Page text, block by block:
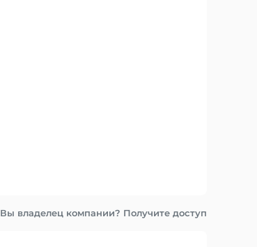
Вы владелец компании? Получите доступ